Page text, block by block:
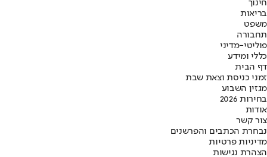
חינוך
בריאות
משפט
תחבורה
פוליטי-מדיני
כללי ומידע
דף הבית
זמני כניסת וצאת שבת
מגזין השבוע
בחירות 2026
אודות
צור קשר
נבחרת הכתבים והפרשנים
מדיניות פרטיות
הצהרת נגישות